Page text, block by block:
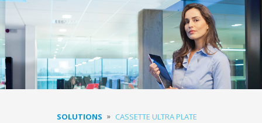
SOLUTIONS CASSETTE ULTRA PLATE